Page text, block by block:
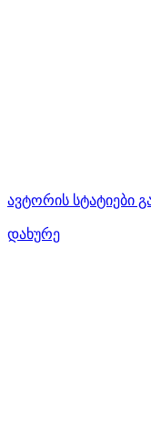
ავტორის სტატიები
დახურე